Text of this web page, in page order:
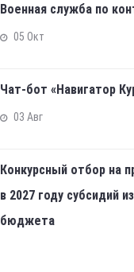
Военная служба по
05 Окт
Чат-бот «Навигатор
03 Авг
Конкурсный отбор на
в 2027 году субсидий
бюджета